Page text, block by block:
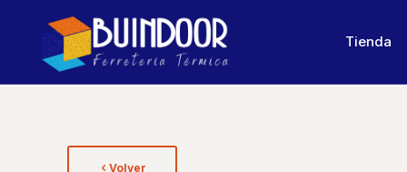
Tienda
Volver